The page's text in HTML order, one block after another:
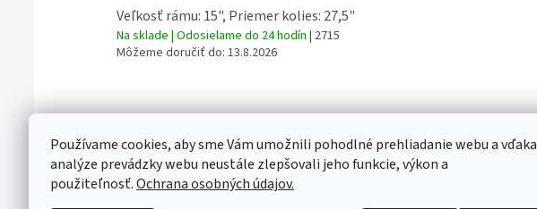
Používame cookies, aby sme Vám umožnili pohodlné prehliadanie webu a vďaka
analýze prevádzky webu neustále zlepšovali jeho funkcie, výkon a
použiteľnosť.Ochrana osobných údajov.
Veľkosť rámu: 15", Priemer kolies: 27,5"
Na sklade | Odosielame do 24 hodín | 2715
Môžeme doručiť do: 13.8.2026